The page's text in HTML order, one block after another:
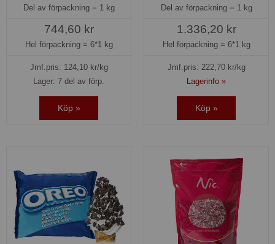
Del av förpackning = 1 kg
744,60 kr
Hel förpackning = 6*1 kg
Jmf.pris: 124,10kr/kg
Lager: 7 del av förp.
Köp »
Del av förpackning = 1 kg
1.336,20 kr
Hel förpackning = 6*1 kg
Jmf.pris: 222,70kr/kg
Lagerinfo »
Köp »